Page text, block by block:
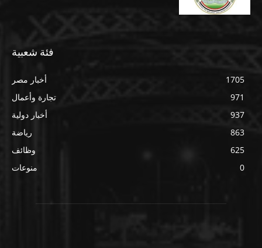
فئة شعبية
أخبار مصر
1705
تجارة وأعمال
971
أخبار دولية
937
رياضة
863
وظائف
625
منوعات
0